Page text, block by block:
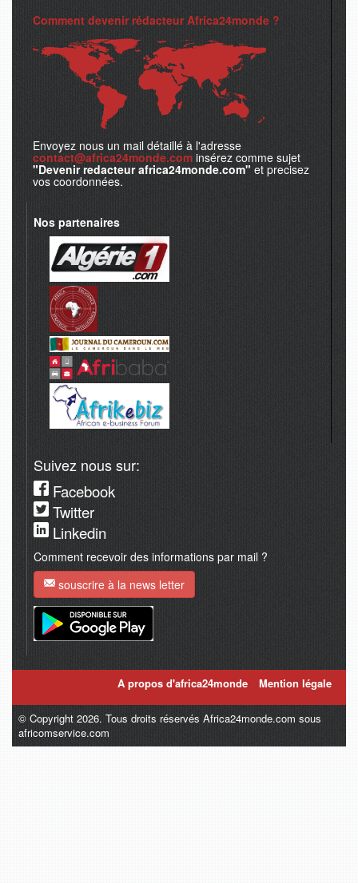
Comment devenir rédacteur Africa24monde ?
Envoyez nous un mail détaillé à l'adresse
contact@africa24monde.com insérez comme sujet
"Devenir redacteur africa24monde.com" et precisez
vos coordonnées.
Nos partenaires
Suivez nous sur:
Facebook
Twitter
Linkedin
Comment recevoir des informations par mail ?
souscrire à la news letter
A propos d'africa24monde Mention légale
© Copyright 2026. Tous droits réservés Africa24monde.com sous
africomservice.com